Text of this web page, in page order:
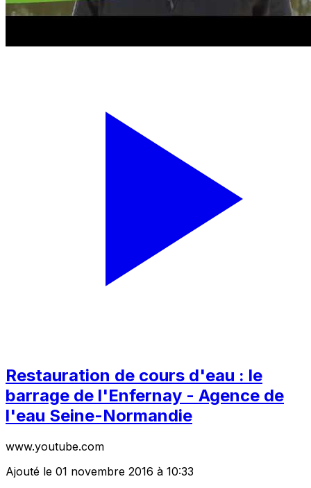
Restauration de cours d'eau : le
barrage de l'Enfernay - Agence de
l'eau Seine-Normandie
www.youtube.com
Ajouté le 01 novembre 2016 à 10:33